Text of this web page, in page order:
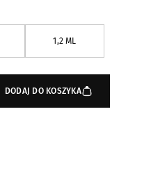
1,2 ML
DODAJ DO KOSZYKA